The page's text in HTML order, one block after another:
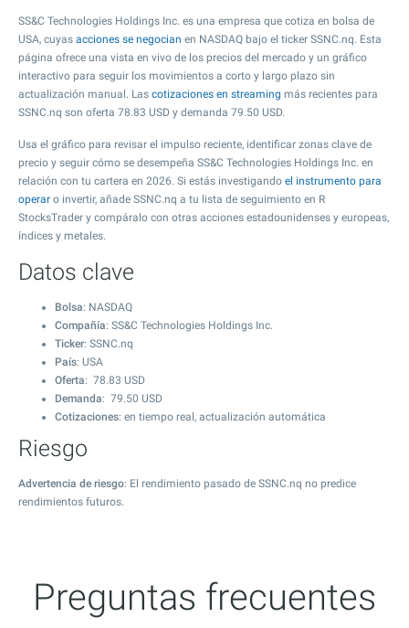
SS&C Technologies Holdings Inc. es una empresa que cotiza en bolsa de
USA, cuyas acciones se negocian en NASDAQ bajo el ticker SSNC.nq. Esta
página ofrece una vista en vivo de los precios del mercado y un gráfico
interactivo para seguir los movimientos a corto y largo plazo sin
actualización manual. Las cotizaciones en streaming más recientes para
SSNC.nq son oferta 78.83 USD y demanda 79.50 USD.
Usa el gráfico para revisar el impulso reciente, identificar zonas clave de
precio y seguir cómo se desempeña SS&C Technologies Holdings Inc. en
relación con tu cartera en 2026. Si estás investigando el instrumento para
operar o invertir, añade SSNC.nq a tu lista de seguimiento en R
StocksTrader y compáralo con otras acciones estadounidenses y europeas,
índices y metales.
Datos clave
Bolsa: NASDAQ
Compañía: SS&C Technologies Holdings Inc.
Ticker: SSNC.nq
País: USA
Oferta: 78.83 USD
Demanda: 79.50 USD
Cotizaciones: en tiempo real, actualización automática
Riesgo
Advertencia de riesgo: El rendimiento pasado de SSNC.nq no predice
rendimientos futuros.
Preguntas frecuentes